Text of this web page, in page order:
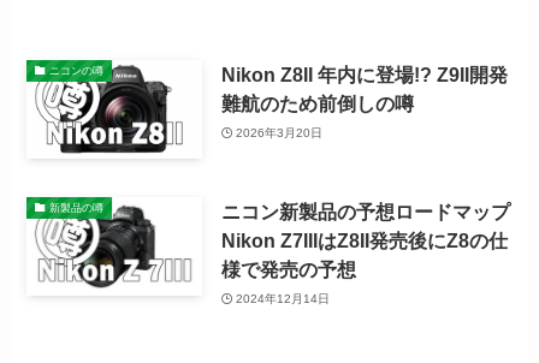
ニコンの噂
Nikon Z8II 年内に登場!? Z9II開発
難航のため前倒しの噂
2026年3月20日
新製品の噂
ニコン新製品の予想ロードマップ
Nikon Z7IIIはZ8II発売後にZ8の仕
様で発売の予想
2024年12月14日